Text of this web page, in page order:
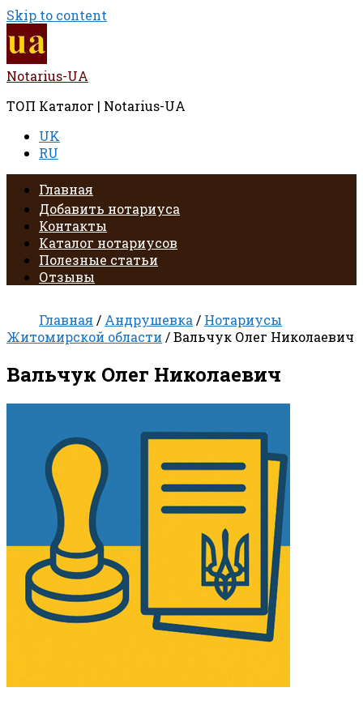
Skip to content
Notarius-UA
ТОП Каталог | Notarius-UA
UK
RU
Главная
Добавить нотариуса
Контакты
Каталог нотариусов
Полезные статьи
Отзывы
Главная / Андрушевка / Нотариусы
Житомирской области / Вальчук Олег Николаевич
Вальчук Олег Николаевич